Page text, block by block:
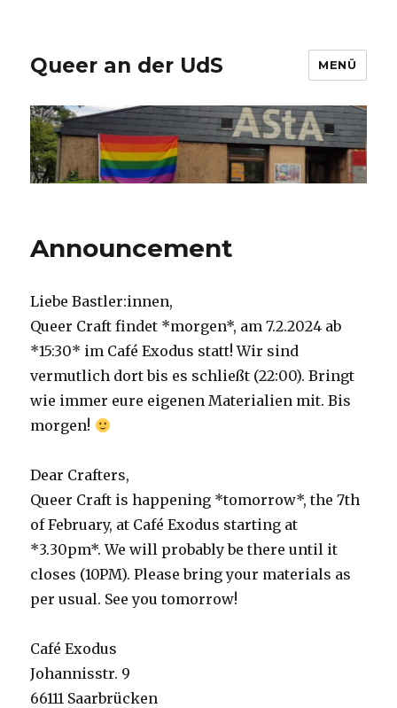
Queer an der UdS MENÜ
Announcement
Liebe Bastler:innen,
Queer Craft findet *morgen*, am 7.2.2024 ab
*15:30* im Café Exodus statt! Wir sind
vermutlich dort bis es schließt (22:00). Bringt
wie immer eure eigenen Materialien mit. Bis
morgen!
Dear Crafters,
Queer Craft is happening *tomorrow*, the 7th
of February, at Café Exodus starting at
*3.30pm*. We will probably be there until it
closes (10PM). Please bring your materials as
per usual. See you tomorrow!
Café Exodus
Johannisstr. 9
66111 Saarbrücken